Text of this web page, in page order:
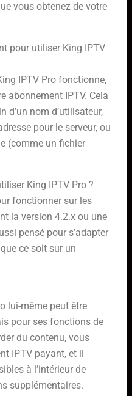
vous obtenez de votre
pour utiliser King IPTV
IPTV Pro fonctionne,
abonnement IPTV. Cela
d’un nom d’utilisateur,
pour le serveur, ou
(comme un fichier
King IPTV Pro ?
fonctionner sur les
la version 4.2.x ou une
pensé pour s’adapter
ce soit sur un
lui-même peut être
pour ses fonctions de
du contenu, vous
IPTV payant, et il
à l’intérieur de
supplémentaires.